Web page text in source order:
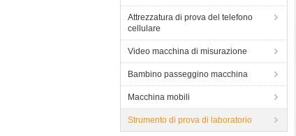
Attrezzatura di prova del telefono
cellulare
Video macchina di misurazione
Bambino passeggino macchina
Macchina mobili
Strumento di prova di laboratorio